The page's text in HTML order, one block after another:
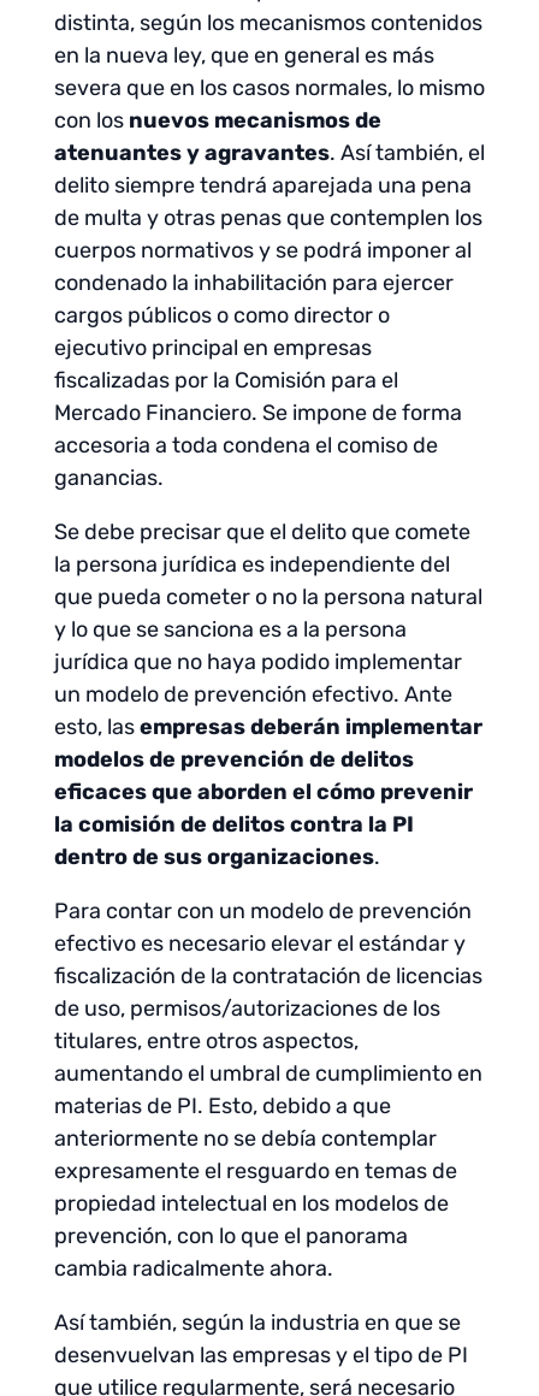
distinta, según los mecanismos contenidos
en la nueva ley, que en general es más
severa que en los casos normales, lo mismo
con los nuevos mecanismos de
atenuantes y agravantes. Así también, el
delito siempre tendrá aparejada una pena
de multa y otras penas que contemplen los
cuerpos normativos y se podrá imponer al
condenado la inhabilitación para ejercer
cargos públicos o como director o
ejecutivo principal en empresas
fiscalizadas por la Comisión para el
Mercado Financiero. Se impone de forma
accesoria a toda condena el comiso de
ganancias.
Se debe precisar que el delito que comete
la persona jurídica es independiente del
que pueda cometer o no la persona natural
y lo que se sanciona es a la persona
jurídica que no haya podido implementar
un modelo de prevención efectivo. Ante
esto, lasempresas deberán implementar
modelos de prevención de delitos
eficaces que aborden el cómo prevenir
la comisión de delitos contra la PI
dentro de sus organizaciones.
Para contar con un modelo de prevención
efectivo es necesario elevar el estándar y
fiscalización de la contratación de licencias
de uso, permisos/autorizaciones de los
titulares, entre otros aspectos,
aumentando el umbral de cumplimiento en
materias de PI. Esto, debido a que
anteriormente no se debía contemplar
expresamente el resguardo en temas de
propiedad intelectual en los modelos de
prevención, con lo que el panorama
cambia radicalmente ahora.
Así también, según la industria en que se
desenvuelvan las empresas y el tipo de PI
que utilice regularmente, será necesario